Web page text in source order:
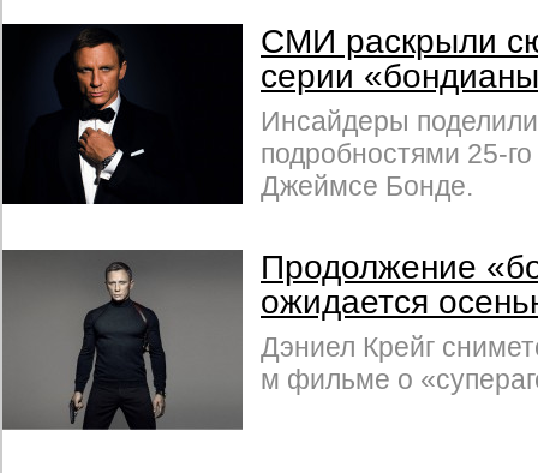
СМИ раскрыли
серии
Инсайдеры
подробностями 25-
Джеймсе Бонде.
Продолжение
ожидается
Дэниел Крейг
м фильме о